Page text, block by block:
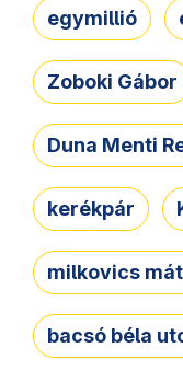
egymillió
Zoboki Gábor
Duna Menti
kerékpár
milkovics
bacsó béla